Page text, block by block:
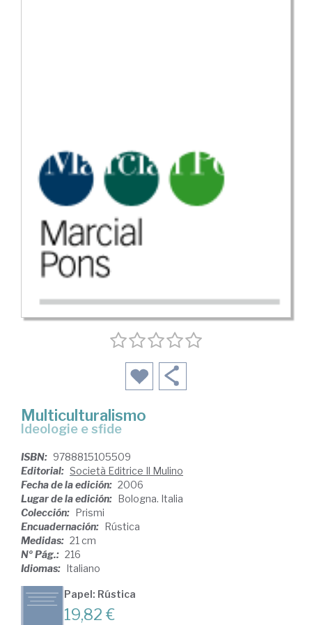
Multiculturalismo
ideologie e sfide
ISBN: 9788815105509
Editorial: Società Editrice Il Mulino
Fecha de la edición: 2006
Lugar de la edición: Bologna. Italia
Colección: Prismi
Encuadernación: Rústica
Medidas: 21 cm
Nº Pág.: 216
Idiomas: Italiano
Papel: Rústica
19,82 €